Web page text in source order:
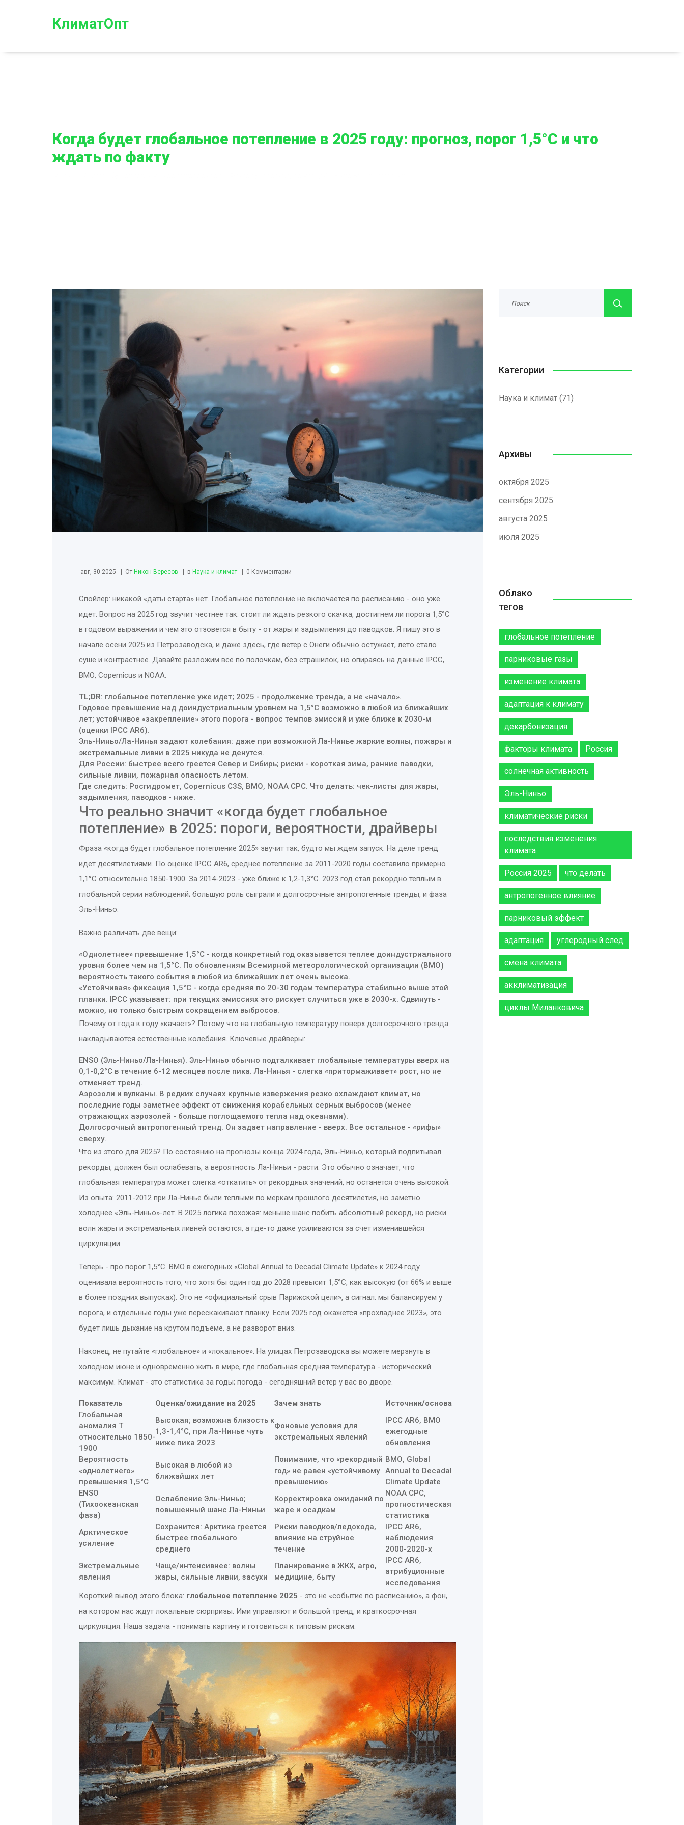
КлиматОпт
Когда будет глобальное потепление в 2025 году: прогноз, порог 1,5°C и что
ждать по факту
авг, 30 2025 От Никон Вересов в Наука и климат 0 Комментарии
Спойлер: никакой «даты старта» нет. Глобальное потепление не включается по расписанию - оно уже
идет. Вопрос на 2025 год звучит честнее так: стоит ли ждать резкого скачка, достигнем ли порога 1,5°C
в годовом выражении и чем это отзовется в быту - от жары и задымления до паводков. Я пишу это в
начале осени 2025 из Петрозаводска, и даже здесь, где ветер с Онеги обычно остужает, лето стало
суше и контрастнее. Давайте разложим все по полочкам, без страшилок, но опираясь на данные IPCC,
ВМО, Copernicus и NOAA.
TL;DR: глобальное потепление уже идет; 2025 - продолжение тренда, а не «начало».
Годовое превышение над доиндустриальным уровнем на 1,5°C возможно в любой из ближайших
лет; устойчивое «закрепление» этого порога - вопрос темпов эмиссий и уже ближе к 2030-м
(оценки IPCC AR6).
Эль-Ниньо/Ла-Нинья задают колебания: даже при возможной Ла-Нинье жаркие волны, пожары и
экстремальные ливни в 2025 никуда не денутся.
Для России: быстрее всего греется Север и Сибирь; риски - короткая зима, ранние паводки,
сильные ливни, пожарная опасность летом.
Где следить: Росгидромет, Copernicus C3S, ВМО, NOAA CPC. Что делать: чек-листы для жары,
задымления, паводков - ниже.
Что реально значит «когда будет глобальное
потепление» в 2025: пороги, вероятности, драйверы
Фраза «когда будет глобальное потепление 2025» звучит так, будто мы ждем запуск. На деле тренд
идет десятилетиями. По оценке IPCC AR6, среднее потепление за 2011-2020 годы составило примерно
1,1°C относительно 1850-1900. За 2014-2023 - уже ближе к 1,2-1,3°C. 2023 год стал рекордно теплым в
глобальной серии наблюдений; большую роль сыграли и долгосрочные антропогенные тренды, и фаза
Эль-Ниньо.
Важно различать две вещи:
«Однолетнее» превышение 1,5°C - когда конкретный год оказывается теплее доиндустриального
уровня более чем на 1,5°C. По обновлениям Всемирной метеорологической организации (ВМО)
вероятность такого события в любой из ближайших лет очень высока.
«Устойчивая» фиксация 1,5°C - когда средняя по 20-30 годам температура стабильно выше этой
планки. IPCC указывает: при текущих эмиссиях это рискует случиться уже в 2030-х. Сдвинуть -
можно, но только быстрым сокращением выбросов.
Почему от года к году «качает»? Потому что на глобальную температуру поверх долгосрочного тренда
накладываются естественные колебания. Ключевые драйверы:
ENSO (Эль-Ниньо/Ла-Нинья). Эль-Ниньо обычно подталкивает глобальные температуры вверх на
0,1-0,2°C в течение 6-12 месяцев после пика. Ла-Нинья - слегка «притормаживает» рост, но не
отменяет тренд.
Аэрозоли и вулканы. В редких случаях крупные извержения резко охлаждают климат, но
последние годы заметнее эффект от снижения корабельных серных выбросов (менее
отражающих аэрозолей - больше поглощаемого тепла над океанами).
Долгосрочный антропогенный тренд. Он задает направление - вверх. Все остальное - «рифы»
сверху.
Что из этого для 2025? По состоянию на прогнозы конца 2024 года, Эль-Ниньо, который подпитывал
рекорды, должен был ослабевать, а вероятность Ла-Ниньи - расти. Это обычно означает, что
глобальная температура может слегка «откатить» от рекордных значений, но останется очень высокой.
Из опыта: 2011-2012 при Ла-Нинье были теплыми по меркам прошлого десятилетия, но заметно
холоднее «Эль-Ниньо»-лет. В 2025 логика похожая: меньше шанс побить абсолютный рекорд, но риски
волн жары и экстремальных ливней остаются, а где-то даже усиливаются за счет изменившейся
циркуляции.
Теперь - про порог 1,5°C. ВМО в ежегодных «Global Annual to Decadal Climate Update» к 2024 году
оценивала вероятность того, что хотя бы один год до 2028 превысит 1,5°C, как высокую (от 66% и выше
в более поздних выпусках). Это не «официальный срыв Парижской цели», а сигнал: мы балансируем у
порога, и отдельные годы уже перескакивают планку. Если 2025 год окажется «прохладнее 2023», это
будет лишь дыхание на крутом подъеме, а не разворот вниз.
Наконец, не путайте «глобальное» и «локальное». На улицах Петрозаводска вы можете мерзнуть в
холодном июне и одновременно жить в мире, где глобальная средняя температура - исторический
максимум. Климат - это статистика за годы; погода - сегодняшний ветер у вас во дворе.
Показатель Оценка/ожидание на 2025 Зачем знать
Источник/основа
Глобальная
аномалия T
относительно 1850-
1900
Высокая; возможна близость к
1,3-1,4°C, при Ла-Нинье чуть
ниже пика 2023
Фоновые условия для
экстремальных явлений
IPCC AR6, ВМО
ежегодные
обновления
Вероятность
«однолетнего»
превышения 1,5°C
Высокая в любой из
ближайших лет
Понимание, что «рекордный
год» не равен «устойчивому
превышению»
ВМО, Global
Annual to Decadal
Climate Update
ENSO
(Тихоокеанская
фаза)
Ослабление Эль-Ниньо;
повышенный шанс Ла-Ниньи
Корректировка ожиданий по
жаре и осадкам
NOAA CPC,
прогностическая
статистика
Арктическое
усиление
Сохранится: Арктика греется
быстрее глобального
среднего
Риски паводков/ледохода,
влияние на струйное
течение
IPCC AR6,
наблюдения
2000-2020-х
Экстремальные
явления
Чаще/интенсивнее: волны
жары, сильные ливни, засухи
Планирование в ЖКХ, агро,
медицине, быту
IPCC AR6,
атрибуционные
исследования
Короткий вывод этого блока: глобальное потепление 2025 - это не «событие по расписанию», а фон,
на котором нас ждут локальные сюрпризы. Ими управляют и большой тренд, и краткосрочная
циркуляция. Наша задача - понимать картину и готовиться к типовым рискам.
Категории
Наука и климат (71)
Архивы
октября 2025
сентября 2025
августа 2025
июля 2025
Облако
тегов
глобальное потепление
парниковые газы
изменение климата
адаптация к климату
декарбонизация
факторы климата Россия
солнечная активность
Эль-Ниньо
климатические риски
последствия изменения
климата
Россия 2025 что делать
антропогенное влияние
парниковый эффект
адаптация углеродный след
смена климата
акклиматизация
циклы Миланковича